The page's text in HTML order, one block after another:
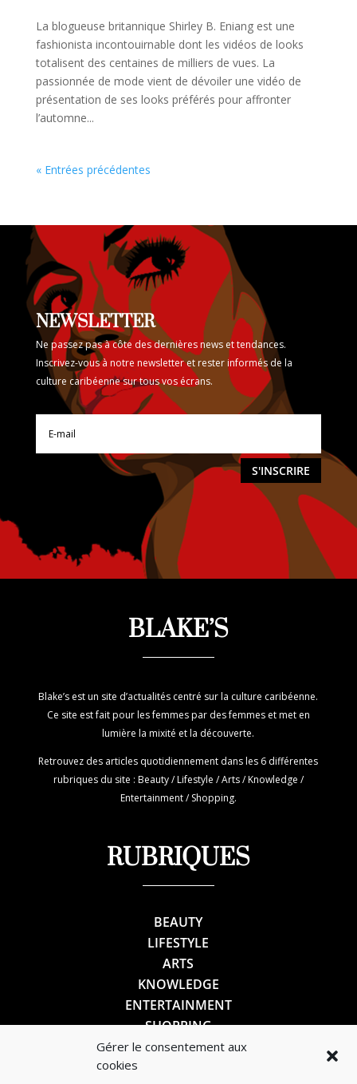
Gérer le consentement aux
cookies
La blogueuse britannique Shirley B. Eniang est une
fashionista incontouirnable dont les vidéos de looks
totalisent des centaines de milliers de vues. La
passionnée de mode vient de dévoiler une vidéo de
présentation de ses looks préférés pour affronter
l’automne...
« Entrées précédentes
NEWSLETTER
Ne passez pas à côte des dernières news et tendances.
Inscrivez-vous à notre newsletter et rester informés de la
culture caribéenne sur tous vos écrans.
S'INSCRIRE
BLAKE’S
Blake’s est un site d’actualités centré sur la culture caribéenne.
Ce site est fait pour les femmes par des femmes et met en
lumière la mixité et la découverte.
Retrouvez des articles quotidiennement dans les 6 différentes
rubriques du site : Beauty / Lifestyle / Arts / Knowledge /
Entertainment / Shopping.
RUBRIQUES
BEAUTY
LIFESTYLE
ARTS
KNOWLEDGE
ENTERTAINMENT
SHOPPING